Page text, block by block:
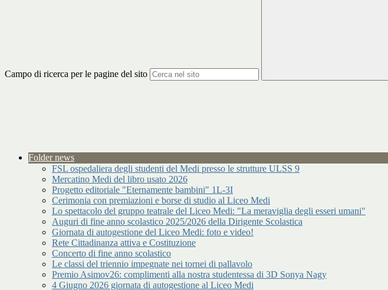
Campo di ricerca per le pagine del sito
Folder news
FSL ospedaliera degli studenti del Medi presso le strutture ULSS 9
Mercatino Medi del libro usato 2026
Progetto editoriale "Eternamente bambini" 1L-3I
Cerimonia con premiazioni e borse di studio al Liceo Medi
Lo spettacolo del gruppo teatrale del Liceo Medi: "La meraviglia degli esseri umani"
Auguri di fine anno scolastico 2025/2026 della Dirigente Scolastica
Giornata di autogestione del Liceo Medi: foto e video!
Rete Cittadinanza attiva e Costituzione
Concerto di fine anno scolastico
Le classi del triennio impegnate nei tornei di pallavolo
Premio Asimov26: complimenti alla nostra studentessa di 3D Sonya Nagy
4 Giugno 2026 giornata di autogestione al Liceo Medi